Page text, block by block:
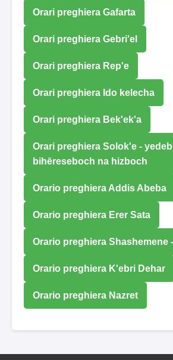
Orari preghiera Gafarta
Orari preghiera Gebri'el
Orari preghiera Rep'e
Orari preghiera Ido kelecha
Orari preghiera Bek'ek'a
Orari preghiera Solok'e -
bihēreseboch na hizboch
Orario preghiera Addis Abeba
Orario preghiera Erer Sata
Orario preghiera Shashemene
Orario preghiera K'ebri Dehar
Orario preghiera Nazret